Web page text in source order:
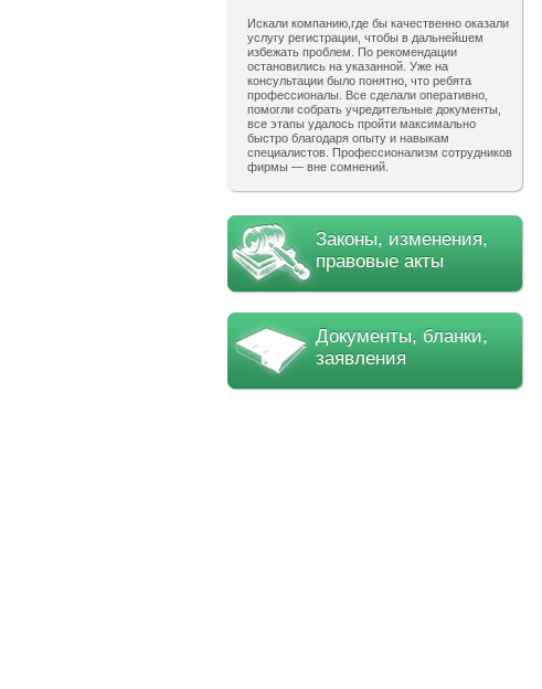
Искали компанию,где бы качественно оказали
услугу регистрации, чтобы в дальнейшем
избежать проблем. По рекомендации
остановились на указанной. Уже на
консультации было понятно, что ребята
профессионалы. Все сделали оперативно,
помогли собрать учредительные документы,
все этапы удалось пройти максимально
быстро благодаря опыту и навыкам
специалистов. Профессионализм сотрудников
фирмы — вне сомнений.
Законы, изменения,
правовые акты
Документы, бланки,
заявления